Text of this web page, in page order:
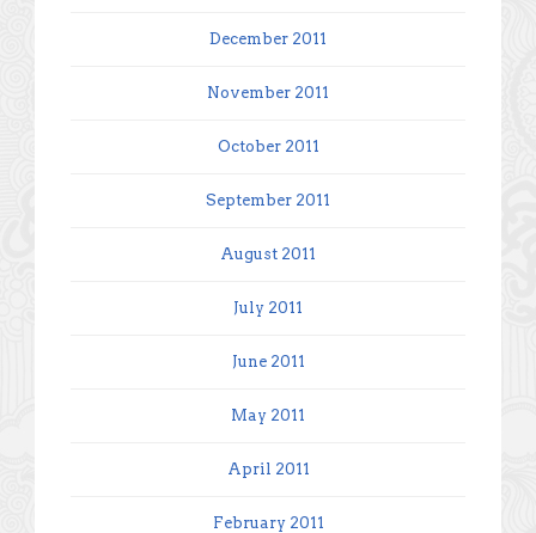
December 2011
November 2011
October 2011
September 2011
August 2011
July 2011
June 2011
May 2011
April 2011
February 2011